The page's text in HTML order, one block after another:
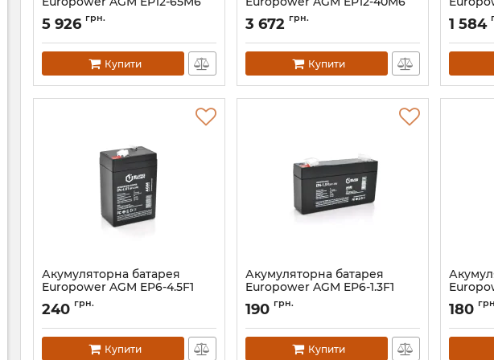
Артикул: 14262
5 926 грн.
Купити
Артикул: 14269
3 672 грн.
Купити
Артикул:
1 584
Акумуляторна батарея
Europower AGM EP6-4.5F1
Артикул: 14279
240 грн.
Купити
Акумуляторна батарея
Europower AGM EP6-1.3F1
Артикул: 15331
190 грн.
Купити
Артикул:
180